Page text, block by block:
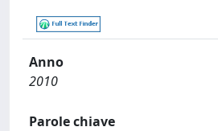
Anno
2010
Parole chiave